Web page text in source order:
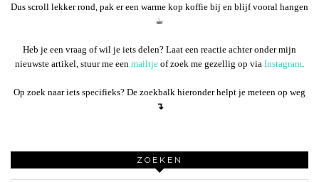
Dus scroll lekker rond, pak er een warme kop koffie bij en blijf vooral hangen
☕︎
Heb je een vraag of wil je iets delen? Laat een reactie achter onder mijn
nieuwste artikel, stuur me een mailtje of zoek me gezellig op via Instagram
Op zoek naar iets specifieks? De zoekbalk hieronder helpt je meteen op weg
↴
ZOEKEN